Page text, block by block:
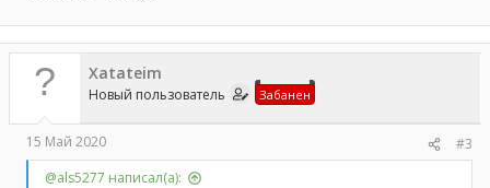
Xatateim
Новый пользователь Забанен
15 Май 2020
#3
@als5277 написал(а):